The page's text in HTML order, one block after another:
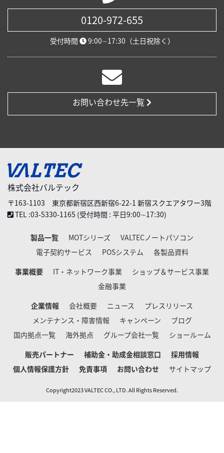
0120-972-655
受付時間 9:00∼17:30（土日祝除く）
お問い合わせ先一覧
株式会社バルテック
〒163-1103 東京都新宿区西新宿6-22-1 新宿スクエアタワー3階
TEL :03-5330-1165 (受付時間 : 平日9:00∼17:30)
製品一覧 MOTシリーズ
VALTECノートパソコン
電子契約サービス
POSシステム
各製品資料
事業概要
IT・ネットワーク事業
ショップ＆サービス事業
金融事業
企業情報
会社概要 ニュース
プレスリリース
メンテナンス・障害情報
キャンペーン
ブログ
国内拠点一覧
海外拠点 グループ会社一覧
ショールーム
販売パートナー
補助金・助成金相談窓口
採用情報
個人情報保護方針
免責事項 お問い合わせ サイトマップ
Copyright2023 VALTEC CO., LTD. All Rights Reserved.